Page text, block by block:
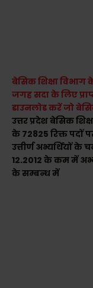
बेसिक शिक्षा विभाग
जगह सदा के लिए
डाउनलोड करें जो
उत्तर प्रदेश बेसिक
के 72825 रिक्त पदों
उत्तीर्ण अभ्यर्थियों
12.2012 के कम में
के सम्बन्ध में